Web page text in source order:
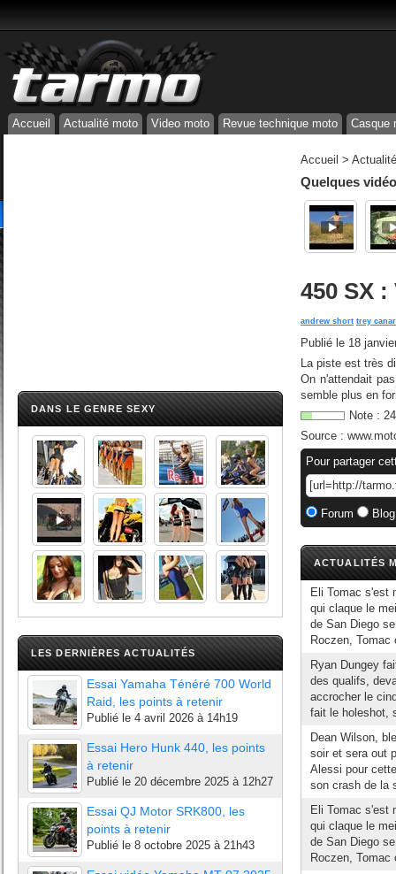
Accueil Actualité moto Video moto Revue technique moto Casque
DANS LE GENRE SEXY
LES DERNIÈRES ACTUALITÉS
Essai Yamaha Ténéré 700 World
Raid, les points à retenir
Publié le 4 avril 2026 à 14h19
Essai Hero Hunk 440, les points
à retenir
Publié le 20 décembre 2025 à 12h27
Essai QJ Motor SRK800, les
points à retenir
Publié le 8 octobre 2025 à 21h43
Accueil >
Quelques
450 SX
andrew short trey
Publié le 18
La piste est très
On n'attendait
semble plus en
Note : 24
Source :
Pour partager
Forum
ACTUALITÉS
Eli Tomac s'est
qui claque le
de San Diego
Roczen, Tomac
Ryan Dungey
des qualifs,
accrocher le
fait le holeshot,
Dean Wilson,
soir et sera out
Alessi pour
son crash de la
Eli Tomac s'est
qui claque le
de San Diego
Roczen, Tomac